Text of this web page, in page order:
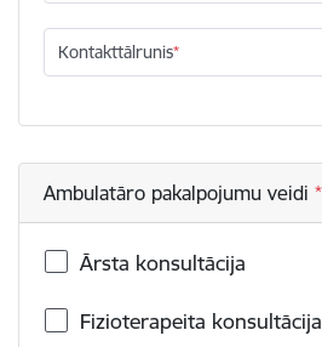
Kontakttālrunis
Ambulatāro pakalpojumu veidi
Ārsta konsultācija
Fizioterapeita konsultācija